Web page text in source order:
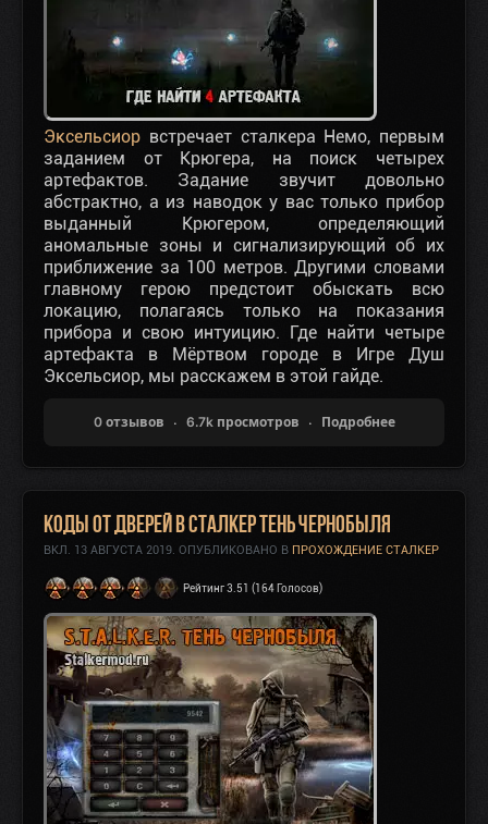
Эксельсиор встречает сталкера Немо, первым
заданием от Крюгера, на поиск четырех
артефактов. Задание звучит довольно
абстрактно, а из наводок у вас только прибор
выданный Крюгером, определяющий
аномальные зоны и сигнализирующий об их
приближение за 100 метров. Другими словами
главному герою предстоит обыскать всю
локацию, полагаясь только на показания
прибора и свою интуицию. Где найти четыре
артефакта в Мёртвом городе в Игре Душ
Эксельсиор, мы расскажем в этой гайде.
0 отзывов 6.7k просмотров Подробнее
Коды от дверей в Сталкер Тень Чернобыля
ВКЛ. 13 АВГУСТА 2019. ОПУБЛИКОВАНО В ПРОХОЖДЕНИЕ СТАЛКЕР
Рейтинг 3.51 (164 Голосов)